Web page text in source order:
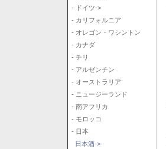
- ドイツ->
- カリフォルニア
- オレゴン・ワシントン
- カナダ
- チリ
- アルゼンチン
- オーストラリア
- ニュージーランド
- 南アフリカ
- モロッコ
- 日本
日本酒->